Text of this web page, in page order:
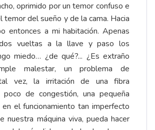
oprimido por un temor confuso e
temor del sueño y de la cama. Hacia
entonces a mi habitación. Apenas
vueltas a la llave y paso los
miedo… ¿de qué?... ¿Es extraño
malestar, un problema de
tal vez, la irritación de una fibra
poco de congestión, una pequeña
en el funcionamiento tan imperfecto
nuestra máquina viva, pueda hacer